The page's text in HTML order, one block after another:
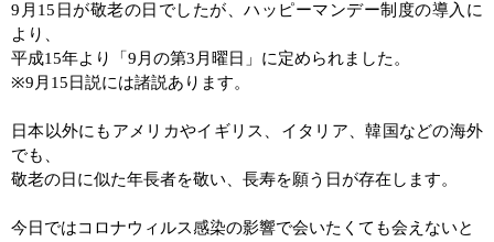
9 月 15 日が敬老の日でしたが、ハッピーマンデー制度の導入に
より、
平成15年より「 9 月の第3 月曜日」に定められました。
※9 月 15 日説には諸説あります。
日本以外にもアメリカやイギリス、イタリア、韓国などの海外
でも、
敬老の日に似た年長者を敬い、長寿を願う日が存在します。
今日ではコロナウィルス感染の影響で会いたくても会えないと